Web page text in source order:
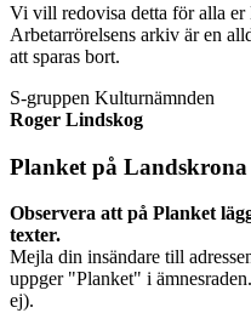
Vi vill redovisa detta för alla
Arbetarrörelsens arkiv är en
att sparas bort.
S-gruppen Kulturnämnden
Roger Lindskog
Planket på
Observera att på Planket
texter.
Mejla din insändare till
uppger "Planket" i
ej).